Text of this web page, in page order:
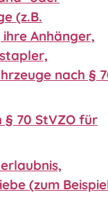
(z.B.
Anhänger,
nach §
§ 70 StVZO für
(zum